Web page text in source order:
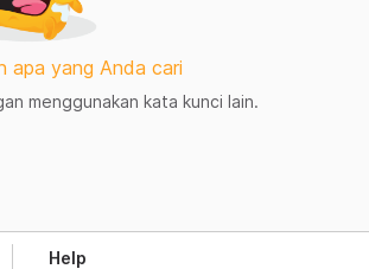
apa yang Anda cari
menggunakan kata kunci lain.
Help